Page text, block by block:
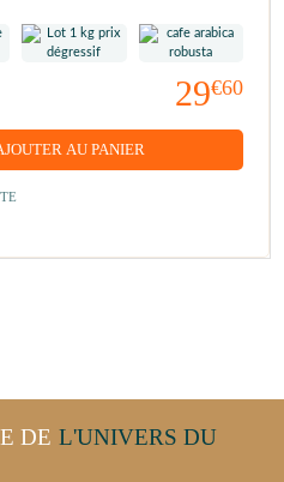
29€60
AU PANIER
DE L'UNIVERS DU